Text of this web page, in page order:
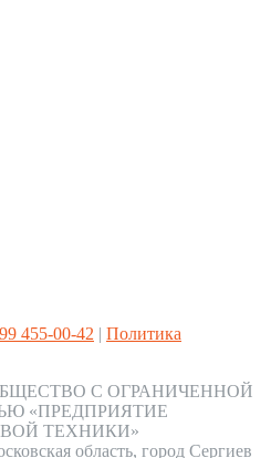
455-00-42 | Политика
С ОГРАНИЧЕННОЙ
«ПРЕДПРИЯТИЕ
ТЕХНИКИ»
область, город Сергиев